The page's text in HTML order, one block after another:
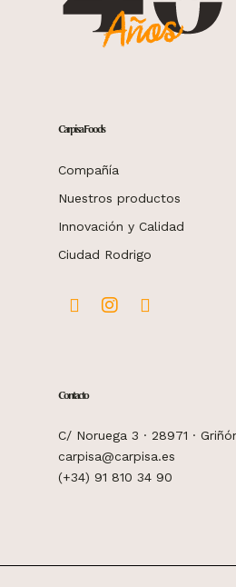
Carpisa Foods
Compañía
Nuestros productos
Innovación y Calidad
Ciudad Rodrigo
Contacto
C/ Noruega 3 · 28971 ·
carpisa@carpisa.es
(+34) 91 810 34 90